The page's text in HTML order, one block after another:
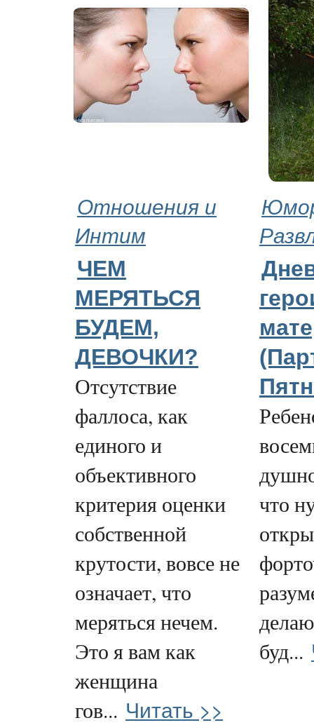
Отношения и
Интим
ЧЕМ
МЕРЯТЬСЯ
БУДЕМ,
ДЕВОЧКИ?
Отсутствие
фаллоса, как
единого и
объективного
критерия оценки
собственной
крутости, вовсе не
означает, что
меряться нечем.
Это я вам как
женщина
гов... Читать >>
что
буд...